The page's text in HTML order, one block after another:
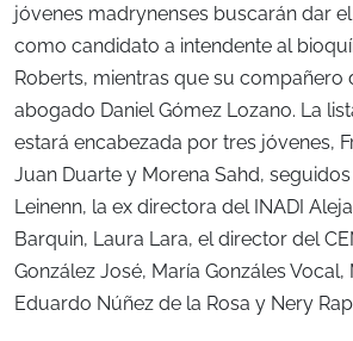
jóvenes madrynenses buscarán dar
como candidato a intendente al
Roberts, mientras que su compañero
abogado Daniel Gómez Lozano. La
estará encabezada por tres jóvenes,
Juan Duarte y Morena Sahd,
Leinenn, la ex directora del INADI
Barquin, Laura Lara, el director del
González José, María Gonzáles Vocal,
Eduardo Núñez de la Rosa y Nery